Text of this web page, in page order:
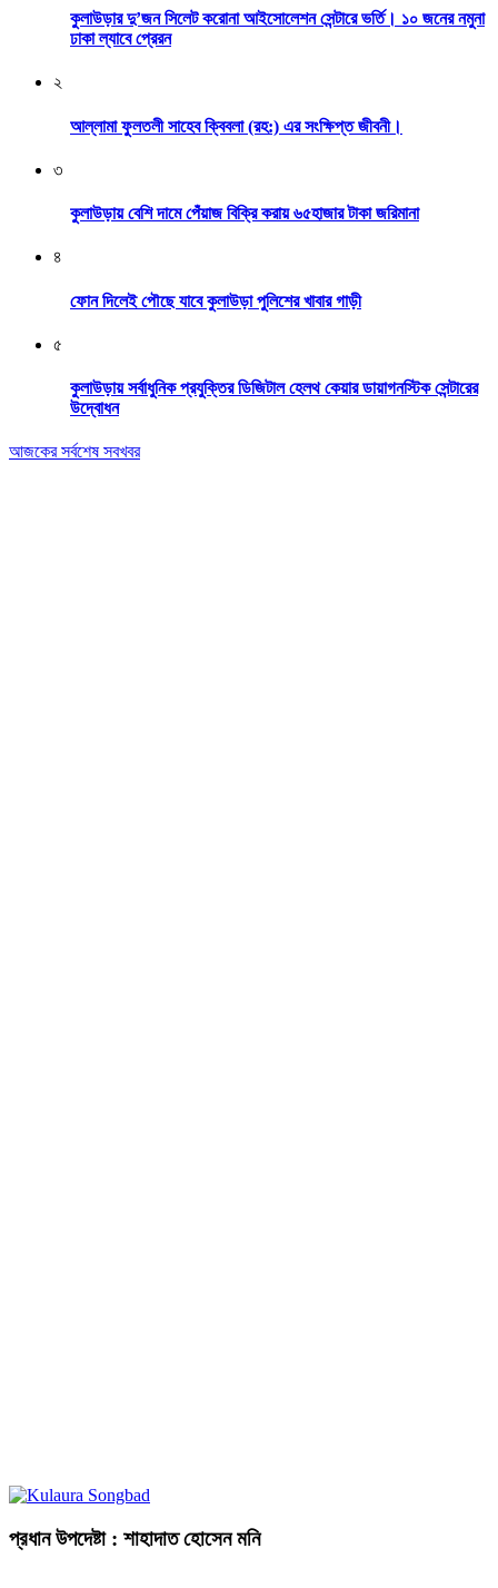
কুলাউড়ার দু’জন সিলেট করোনা আইসোলেশন সেন্টারে ভর্তি। ১০ জনের নমুনা
ঢাকা ল্যাবে প্রেরন
২
আল্লামা ফুলতলী সাহেব ক্বিবলা (রহ:) এর সংক্ষিপ্ত জীবনী।
৩
কুলাউড়ায় বেশি দামে পেঁয়াজ বিক্রি করায় ৬৫হাজার টাকা জরিমানা
৪
ফোন দিলেই পৌছে যাবে কুলাউড়া পুলিশের খাবার গাড়ী
৫
কুলাউড়ায় সর্বাধুনিক প্রযুক্তির ডিজিটাল হেলথ কেয়ার ডায়াগনস্টিক সেন্টারের
উদ্বোধন
আজকের সর্বশেষ সবখবর
প্রধান উপদেষ্টা : শাহাদাত হোসেন মনি